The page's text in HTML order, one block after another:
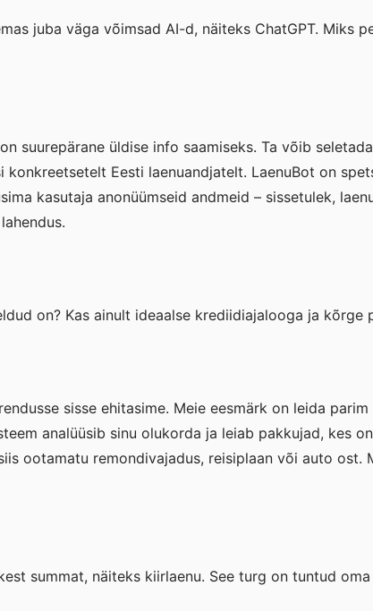
juba väga võimsad AI-d, näiteks ChatGPT. Miks
suurepärane üldise info saamiseks. Ta võib
Eesti laenuandjatelt. LaenuBot on
kasutaja anonüümseid andmeid – sissetulek,
on? Kas ainult ideaalse krediidiajalooga ja kõrge
sisse ehitasime. Meie eesmärk on leida
analüüsib sinu olukorda ja leiab pakkujad, kes
ootamatu remondivajadus, reisiplaan või auto ost.
summat, näiteks kiirlaenu. See turg on tuntud